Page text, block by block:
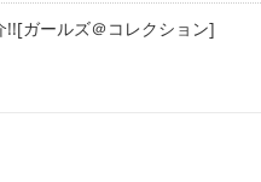
!![ガールズ＠コレクション]